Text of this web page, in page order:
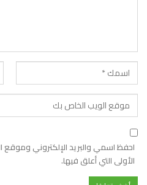
احفظ اسمي والبريد الإلكتروني
الأولى التي أعلق فيها.